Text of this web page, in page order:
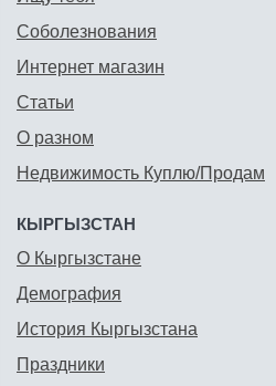
Соболезнования
Интернет магазин
Статьи
О разном
Недвижимость Куплю/Продам
КЫРГЫЗСТАН
О Кыргызстане
Демография
История Кыргызстана
Праздники